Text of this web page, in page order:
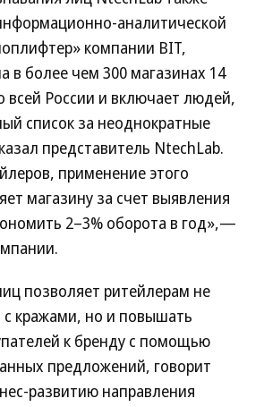
аналитической
компании BIT,
в более чем 300 магазинах 14
всей России и включает людей,
список за неоднократные
представитель NtechLab.
применение этого
магазину за счет выявления
2–3% оборота в год»,—
позволяет ритейлерам не
с кражами, но и повышать
к бренду с помощью
предложений, говорит
развитию направления